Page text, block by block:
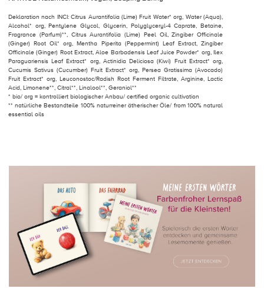
Deklaration nach INCI: Citrus Aurantifolia (Lime) Fruit Water* org, Water (Aqua),
Alcohol* org, Pentylene Glycol, Glycerin, Polyglyceryl-4 Caprate, Betaine,
Fragrance (Parfum)**, Citrus Aurantifolia (Lime) Peel Oil, Zingiber Officinale
(Ginger) Root Oil* org, Mentha Piperita (Peppermint) Leaf Extract, Zingiber
Officinale (Ginger) Root Extract, Aloe Barbadensis Leaf Juice Powder* org, Ilex
Paraguariensis Leaf Extract* org, Actinidia Deliciosa (Kiwi) Fruit Extract* org,
Cucumis Sativus (Cucumber) Fruit Extract* org, Persea Gratissima (Avocado)
Fruit Extract* org, Leuconostoc/Radish Root Ferment Filtrate, Arginine, Lactic
Acid, Limonene**, Citral**, Linalool**, Geraniol**
* bio/ org = kontrolliert biologischer Anbau/ certified organic cultivation
** natürliche Bestandteile 100% naturreiner ätherischer Öle/ from 100% natural
essential oils